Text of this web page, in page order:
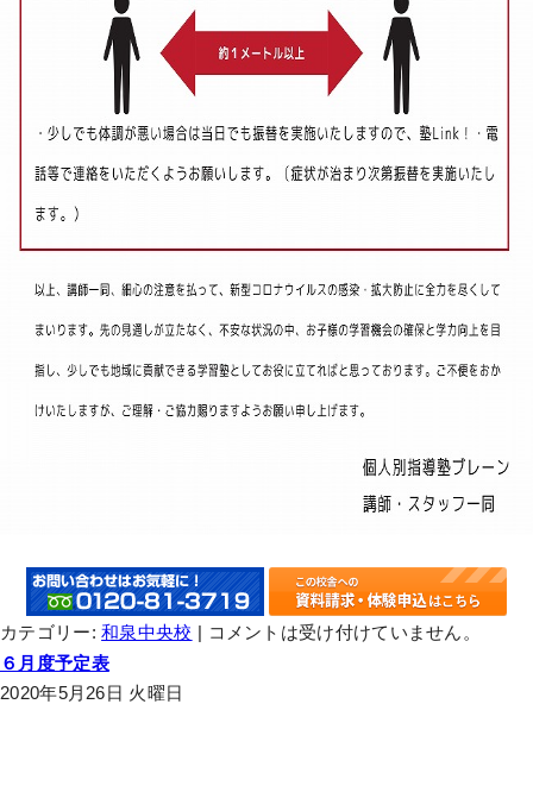
カテゴリー:和泉中央校 | コメントは受け付けていません。
６月度予定表
2020年5月26日 火曜日